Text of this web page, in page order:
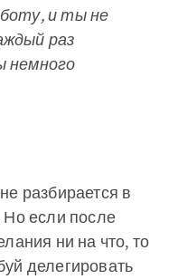
и ты не
раз
немного
разбирается в
Но если после
ни на что, то
делегировать